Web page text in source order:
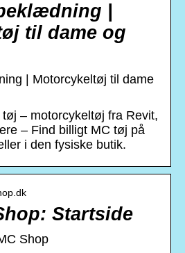
|
til dame og
| Motorcykeltøj til dame
– motorcykeltøj fra Revit,
– Find billigt MC tøj på
i den fysiske butik.
Startside
Shop